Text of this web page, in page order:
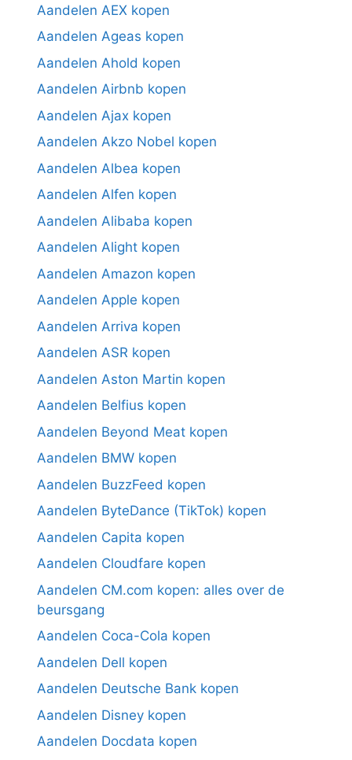
Aandelen AEX kopen
Aandelen Ageas kopen
Aandelen Ahold kopen
Aandelen Airbnb kopen
Aandelen Ajax kopen
Aandelen Akzo Nobel kopen
Aandelen Albea kopen
Aandelen Alfen kopen
Aandelen Alibaba kopen
Aandelen Alight kopen
Aandelen Amazon kopen
Aandelen Apple kopen
Aandelen Arriva kopen
Aandelen ASR kopen
Aandelen Aston Martin kopen
Aandelen Belfius kopen
Aandelen Beyond Meat kopen
Aandelen BMW kopen
Aandelen BuzzFeed kopen
Aandelen ByteDance (TikTok) kopen
Aandelen Capita kopen
Aandelen Cloudfare kopen
Aandelen CM.com kopen: alles over de
beursgang
Aandelen Coca-Cola kopen
Aandelen Dell kopen
Aandelen Deutsche Bank kopen
Aandelen Disney kopen
Aandelen Docdata kopen